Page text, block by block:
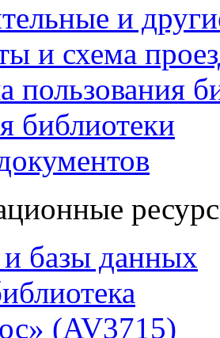
и
и схема
пользования
библиотеки
базы данных
(AV3715)